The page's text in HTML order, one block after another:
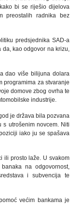
bi se riješio dijelova
preostalih radnika bez
predsjednika SAD-a
da, kao odgovor na krizu,
dao više bilijuna dolara
programima za stvaranje
domove zbog ovrha te
industrije.
je država bila pozvana
utrošenim novcem. Niti
iako ju se spašava
ili prosto laže. U svakom
na odgovornost,
i subvencija te
većim bankama je